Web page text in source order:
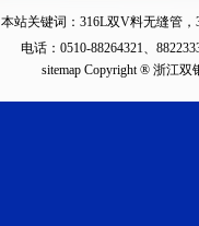
本站关键词： 316L双V料无缝管 ，
电话：0510-88264321、
sitemapCopyright ® 浙江双